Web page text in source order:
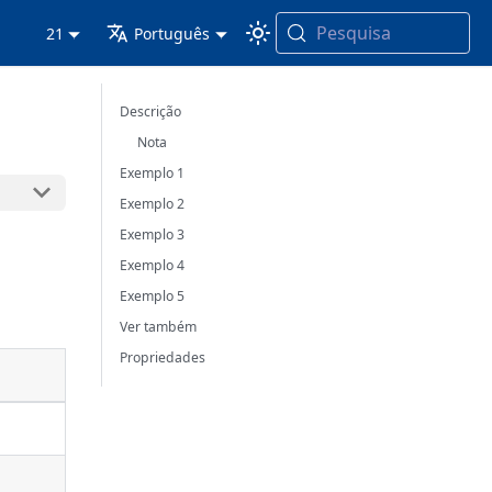
21 Português Pesquisa
Descrição
Nota
Exemplo 1
Exemplo 2
Exemplo 3
Exemplo 4
Exemplo 5
Ver também
Propriedades